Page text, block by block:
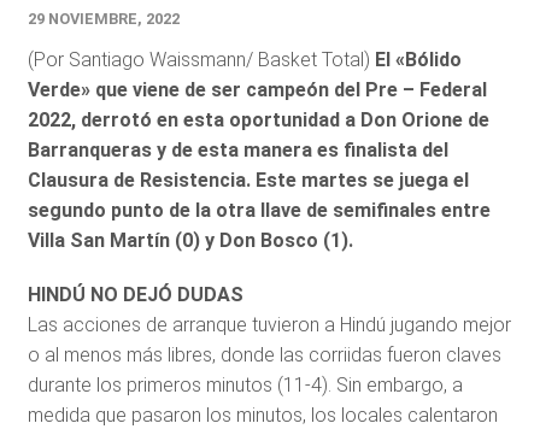
29 NOVIEMBRE, 2022
(Por Santiago Waissmann/ Basket Total) El «Bólido
Verde» que viene de ser campeón del Pre – Federal
2022, derrotó en esta oportunidad a Don Orione de
Barranqueras y de esta manera es finalista del
Clausura de Resistencia. Este martes se juega el
segundo punto de la otra llave de semifinales entre
Villa San Martín (0) y Don Bosco (1).
HINDÚ NO DEJÓ DUDAS
Las acciones de arranque tuvieron a Hindú jugando mejor
o al menos más libres, donde las corriidas fueron claves
durante los primeros minutos (11-4). Sin embargo, a
medida que pasaron los minutos, los locales calentaron